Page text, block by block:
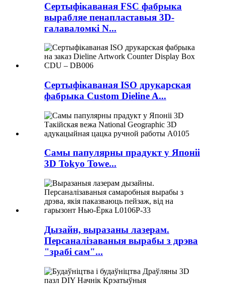
Сертыфікаваная FSC фабрыка
вырабляе пенапластавыя 3D-
галаваломкі N...
Сертыфікаваная ISO друкарская
фабрыка Custom Dieline A...
Самы папулярны прадукт у Японіі
3D Tokyo Towe...
Дызайн, выразаны лазерам.
Персаналізаваныя вырабы з дрэва
"зрабі сам"...